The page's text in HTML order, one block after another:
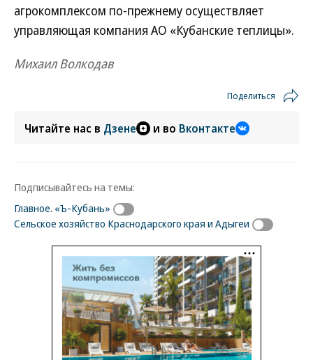
агрокомплексом по-прежнему осуществляет
управляющая компания АО «Кубанские теплицы».
Михаил Волкодав
Поделиться
Читайте нас в Дзене и во Вконтакте
Подписывайтесь на темы:
Главное. «Ъ-Кубань»
Сельское хозяйство Краснодарского края и Адыгеи